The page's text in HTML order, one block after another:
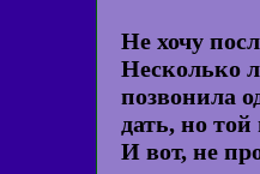
Не хочу
Несколько
позвонила
дать, но
И вот, не